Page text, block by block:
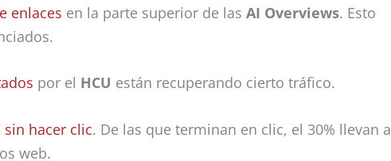
enlaces en la parte superior de las AI Overviews. Esto
por el HCU están recuperando cierto tráfico.
hacer clic. De las que terminan en clic, el 30% llevan a
web.